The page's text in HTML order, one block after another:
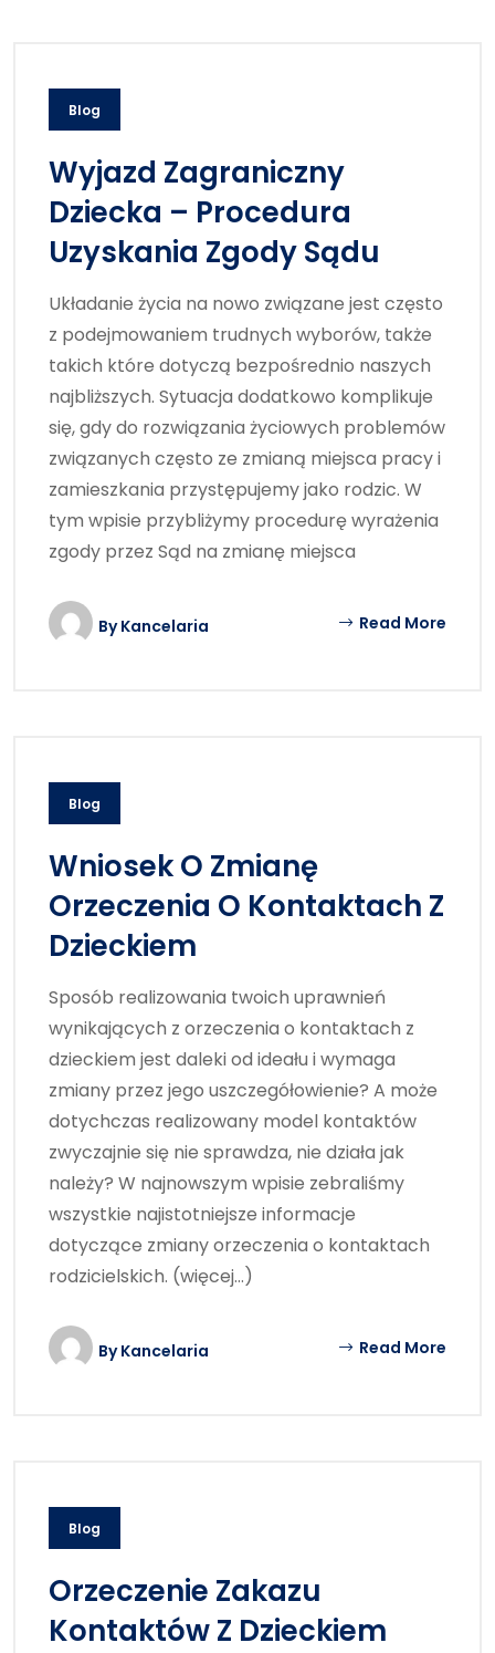
Blog
Wyjazd Zagraniczny
Dziecka – Procedura
Uzyskania Zgody Sądu
Układanie życia na nowo związane jest często
z podejmowaniem trudnych wyborów, także
takich które dotyczą bezpośrednio naszych
najbliższych. Sytuacja dodatkowo komplikuje
się, gdy do rozwiązania życiowych problemów
związanych często ze zmianą miejsca pracy i
zamieszkania przystępujemy jako rodzic. W
tym wpisie przybliżymy procedurę wyrażenia
zgody przez Sąd na zmianę miejsca
ByKancelaria Read More
Blog
Wniosek O Zmianę
Orzeczenia O Kontaktach Z
Dzieckiem
Sposób realizowania twoich uprawnień
wynikających z orzeczenia o kontaktach z
dzieckiem jest daleki od ideału i wymaga
zmiany przez jego uszczegółowienie? A może
dotychczas realizowany model kontaktów
zwyczajnie się nie sprawdza, nie działa jak
należy? W najnowszym wpisie zebraliśmy
wszystkie najistotniejsze informacje
dotyczące zmiany orzeczenia o kontaktach
rodzicielskich. (więcej…)
ByKancelaria Read More
Blog
Orzeczenie Zakazu
Kontaktów Z Dzieckiem